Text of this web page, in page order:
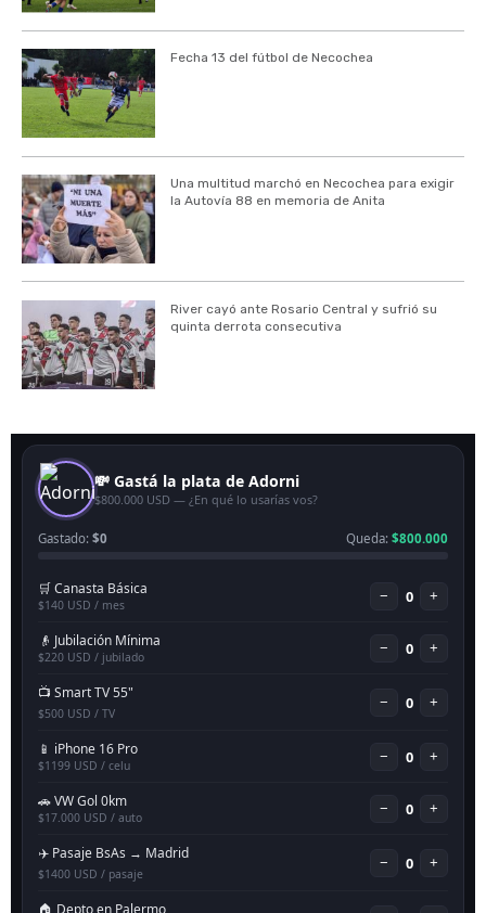
Fecha 13 del fútbol de Necochea
Una multitud marchó en Necochea para exigir
la Autovía 88 en memoria de Anita
River cayó ante Rosario Central y sufrió su
quinta derrota consecutiva